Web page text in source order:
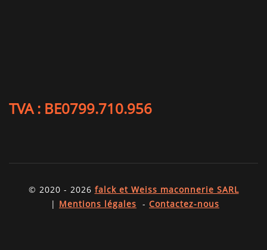
TVA : BE0799.710.956
© 2020 - 2026 falck et Weiss maconnerie SARL
| Mentions légales - Contactez-nous